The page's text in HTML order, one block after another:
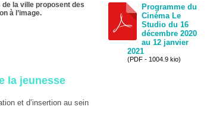
la ville proposent des
à l’image.
la jeunesse
et d’insertion au sein
Programme du
Cinéma Le
Studio du 16
décembre 2020
au 12 janvier
2021
(PDF - 1004.9 kio)